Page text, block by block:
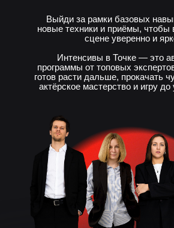
Выйди за рамки базовых
новые техники и приёмы, чтобы
сцене уверенно и
Интенсивы в Точке — это
программы от топовых
готов расти дальше, прокачать
актёрское мастерство и игру